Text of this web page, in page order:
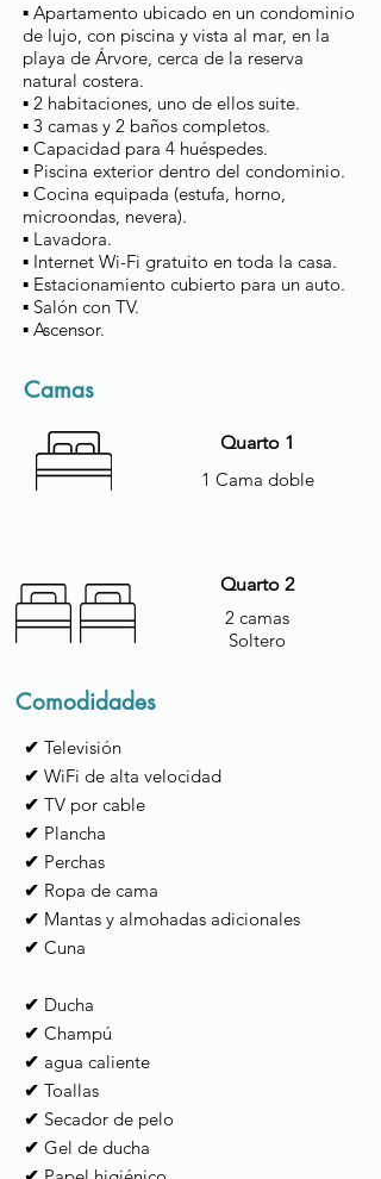
▪ Apartamento ubicado en un condominio
de lujo, con piscina y vista al mar, en la
playa de Árvore, cerca de la reserva
natural costera.
▪ 2 habitaciones, uno de ellos suite.
▪ 3 camas y 2 baños completos.
▪ Capacidad para 4 huéspedes.
▪ Piscina exterior dentro del condominio.
▪ Cocina equipada (estufa, horno,
microondas, nevera).
▪ Lavadora.
▪ Internet Wi-Fi gratuito en toda la casa.
▪ Estacionamiento cubierto para un auto.
▪ Salón con TV.
▪ Ascensor.
Camas
Quarto 1
1 Cama doble
Quarto 2
2 camas
Soltero
Comodidades
✔ Televisión
✔ WiFi de alta velocidad
✔ TV por cable
✔ Plancha
✔ Perchas
✔ Ropa de cama
✔ Mantas y almohadas adicionales
✔ Cuna ​
✔ Ducha
✔ Champú
✔ agua caliente
✔ Toallas
✔ Secador de pelo
✔ Gel de ducha